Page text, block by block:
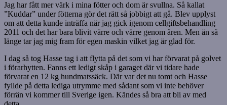
Jag har fått mer värk i mina fötter och dom är svullna. Så kallat
”Kuddar” under fötterna gör det rätt så jobbigt att gå. Blev upplyst
om att detta kunde inträffa när jag gick igenom cellgiftsbehandling
2011 och det har bara blivit värre och värre genom åren. Men än så
länge tar jag mig fram för egen maskin vilket jag är glad för.
I dag så tog Hasse tag i att flytta på det som vi har förvarat på golvet
i förarhytten. Fanns ett ledigt skåp i garaget där vi tidare hade
förvarat en 12 kg hundmatssäck. Där var det nu tomt och Hasse
fyllde på detta lediga utrymme med sådant som vi inte behöver
förrän vi kommer till Sverige igen. Kändes så bra att bli av med